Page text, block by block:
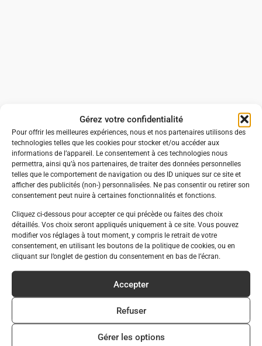
Gérez votre confidentialité
Pour offrir les meilleures expériences, nous et nos partenaires utilisons des
technologies telles que les cookies pour stocker et/ou accéder aux
informations de l’appareil. Le consentement à ces technologies nous
permettra, ainsi qu’à nos partenaires, de traiter des données personnelles
telles que le comportement de navigation ou des ID uniques sur ce site et
afficher des publicités (non-) personnalisées. Ne pas consentir ou retirer son
consentement peut nuire à certaines fonctionnalités et fonctions.
Cliquez ci-dessous pour accepter ce qui précède ou faites des choix
détaillés. Vos choix seront appliqués uniquement à ce site. Vous pouvez
modifier vos réglages à tout moment, y compris le retrait de votre
consentement, en utilisant les boutons de la politique de cookies, ou en
cliquant sur l’onglet de gestion du consentement en bas de l’écran.
Accepter
Refuser
Gérer les options